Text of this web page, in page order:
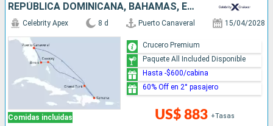
REPÚBLICA DOMINICANA, BAHAMAS, ESTADOS UNIDOS
Comidas incluidas
Celebrity Apex 8 d Puerto Canaveral 15/04/2028
US$ 883 +Tasas
Crucero Premium
Paquete All Included Disponible
Hasta -$600/cabina
60% Off en 2° pasajero